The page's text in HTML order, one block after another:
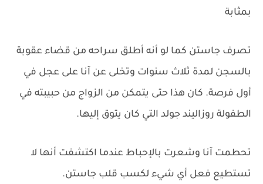
بمثابة
تصرف جاستن كما لو أنه أطلق سراحه من قضاء عقوبة
بالسجن لمدة ثلاث سنوات وتخلى عن آنا على عجل في
أول فرصة. كان هذا حتى يتمكن من الزواج من حبيبته في
الطفولة روزاليند جولد التي كان يتوق إليها.
تحطمت آنا وشعرت بالإحباط عندما اكتشفت أنها لا
تستطيع فعل أي شيء لكسب قلب جاستن.